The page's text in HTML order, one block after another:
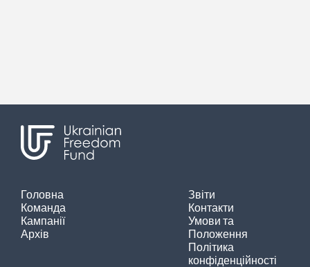
Головна
Команда
Кампанії
Архів
Звіти
Контакти
Умови та
Положення
Політика
конфіденційності